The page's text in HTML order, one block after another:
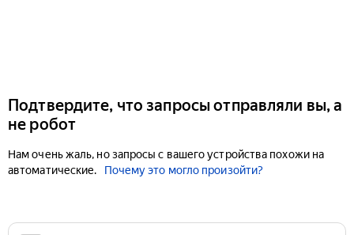
Подтвердите, что запросы отправляли вы, а
не робот
Нам очень жаль, но запросы с вашего устройства похожи на
автоматические.
Почему это могло произойти?